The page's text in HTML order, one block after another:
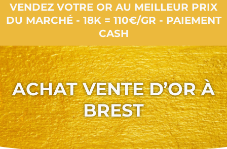
VENDEZ VOTRE OR AU MEILLEUR PRIX
DU MARCHÉ - 18K = 110€/GR - PAIEMENT
CASH
ACHAT VENTE D’OR À
BREST